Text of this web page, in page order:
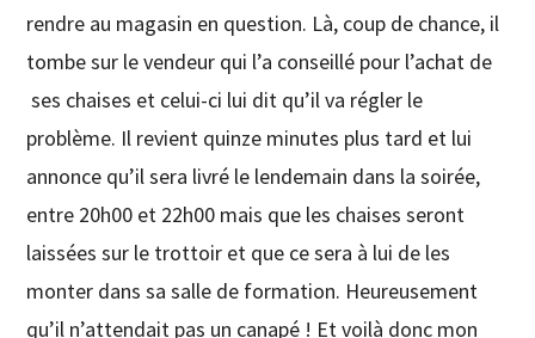
rendre au magasin en question. Là, coup de chance, il
tombe sur le vendeur qui l’a conseillé pour l’achat de
ses chaises et celui-ci lui dit qu’il va régler le
problème. Il revient quinze minutes plus tard et lui
annonce qu’il sera livré le lendemain dans la soirée,
entre 20h00 et 22h00 mais que les chaises seront
laissées sur le trottoir et que ce sera à lui de les
monter dans sa salle de formation. Heureusement
qu’il n’attendait pas un canapé ! Et voilà donc mon